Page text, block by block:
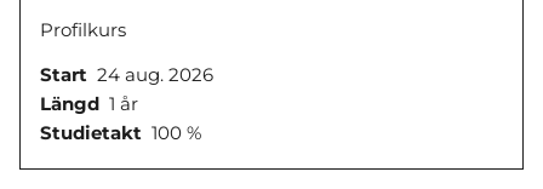
Profilkurs
Start 24 aug. 2026
Längd 1 år
Studietakt 100 %